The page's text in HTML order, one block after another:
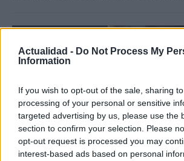
Actualidad - Do Not Process My
Information
If you wish to opt-out of the sale, sharing
processing of your personal or sensitive
targeted advertising by us, please use the
section to confirm your selection. Please
opt-out request is processed you may
interest-based ads based on personal